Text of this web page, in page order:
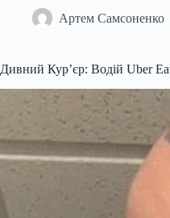
Артем Самсоненко
Дивний Кур’єр: Водій Uber